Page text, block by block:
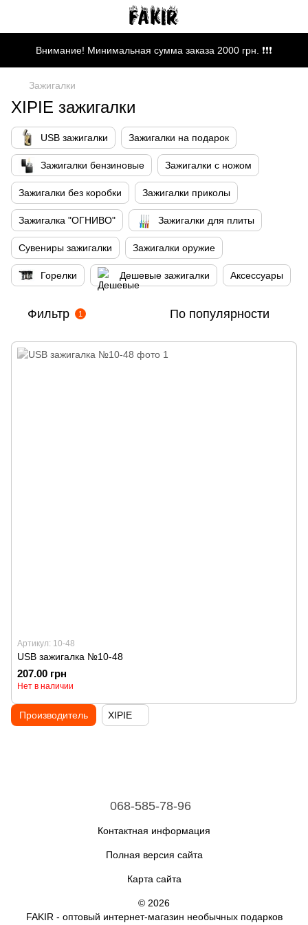
Внимание! Минимальная сумма заказа 2000 грн. ❗❗❗
Зажигалки
XIPIE зажигалки
USB зажигалки Зажигалки на подарок
Зажигалки бензиновые Зажигалки с ножом
Зажигалки без коробки Зажигалки приколы
Зажигалка "ОГНИВО" Зажигалки для плиты
Сувениры зажигалки Зажигалки оружие
Горелки Дешевые зажигалки Аксессуары
Фильтр 1 По популярности
Артикул: 10-48
USB зажигалка №10-48
207.00 грн
Нет в наличии
Производитель XIPIE
068-585-78-96
Контактная информация
Полная версия сайта
Карта сайта
© 2026
FAKIR - оптовый интернет-магазин необычных подарков